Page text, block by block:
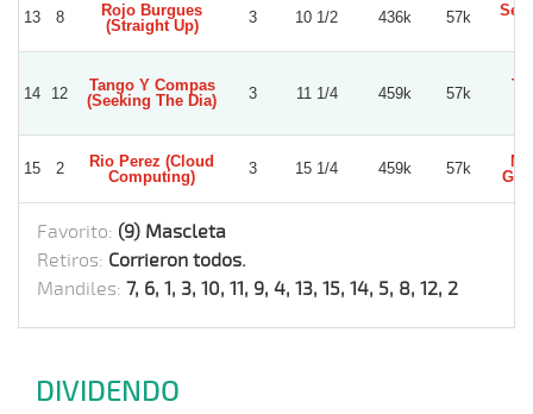
13 8
Rojo Burgues
(Straight Up)
3 10 1/2 436k 57k
14 12
Tango Y Compas
(Seeking The Dia)
3 11 1/4 459k 57k
15 2
Rio Perez (Cloud
Computing)
3 15 1/4 459k 57k
Favorito: (9) Mascleta
Retiros: Corrieron todos.
Mandiles: 7, 6, 1, 3, 10, 11, 9, 4, 13, 15, 14, 5, 8, 12, 2
DIVIDENDO